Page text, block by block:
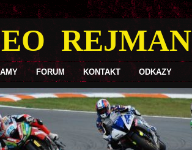
REJMAN
FORUM KONTAKT ODKAZY